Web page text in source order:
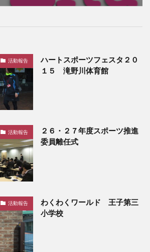
活動報告
ハートスポーツフェスタ２０
１５ 滝野川体育館
活動報告
２６・２７年度スポーツ推進
委員離任式
活動報告
わくわくワールド 王子第三
小学校